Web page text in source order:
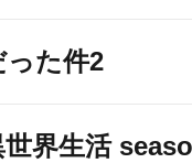
た件2
界生活